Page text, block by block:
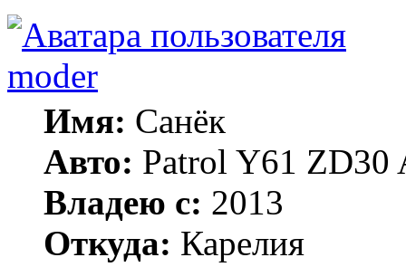
moder
Имя: Санёк
Авто: Patrol Y61 ZD30
Владею с: 2013
Откуда: Карелия